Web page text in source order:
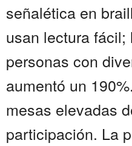
señalética en
usan lectura
personas con
aumentó un
mesas elevadas
participación. La